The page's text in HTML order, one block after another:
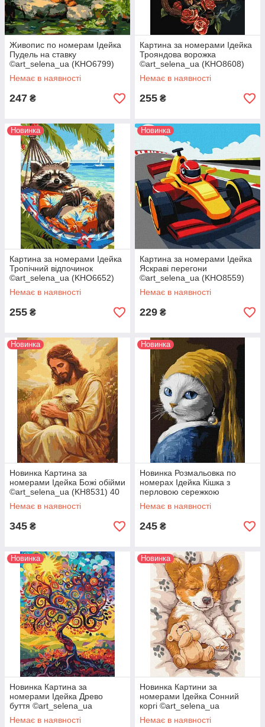
Живопис по номерам Ідейка
Пудель на ставку
©art_selena_ua (KHO6799)
40 х 40 см
Немає в наявності
247 ₴
Картина за номерами Ідейка
Трояндова ворожка
©art_selena_ua (KHO8608)
30 х 40 см
Немає в наявності
255 ₴
Новинка
Картина за номерами Ідейка
Тропічний відпочинок
©art_selena_ua (KHO6652)
30 х 40 см
Немає в наявності
255 ₴
Новинка
Картина за номерами Ідейка
Яскраві перегони
©art_selena_ua (KHO8559)
30 х 30 см
Немає в наявності
229 ₴
Новинка
Новинка Картина за
номерами Ідейка Божі обійми
©art_selena_ua (KH8531) 40
х 50 см
Немає в наявності
345 ₴
Новинка
Новинка Розмальовка по
номерах Ідейка Кішка з
перловою сережкою
©art_selena_ua (KHO6687)
30 х 40 см
Немає в наявності
245 ₴
Новинка
Новинка Картина за
номерами Ідейка Древо
буття ©art_selena_ua
(KHO5140) 30 х 40 см
Немає в наявності
Новинка
Новинка Картини за
номерами Ідейка Сонний
коргі ©art_selena_ua
(KHO6617) 30 х 40 см
Немає в наявності